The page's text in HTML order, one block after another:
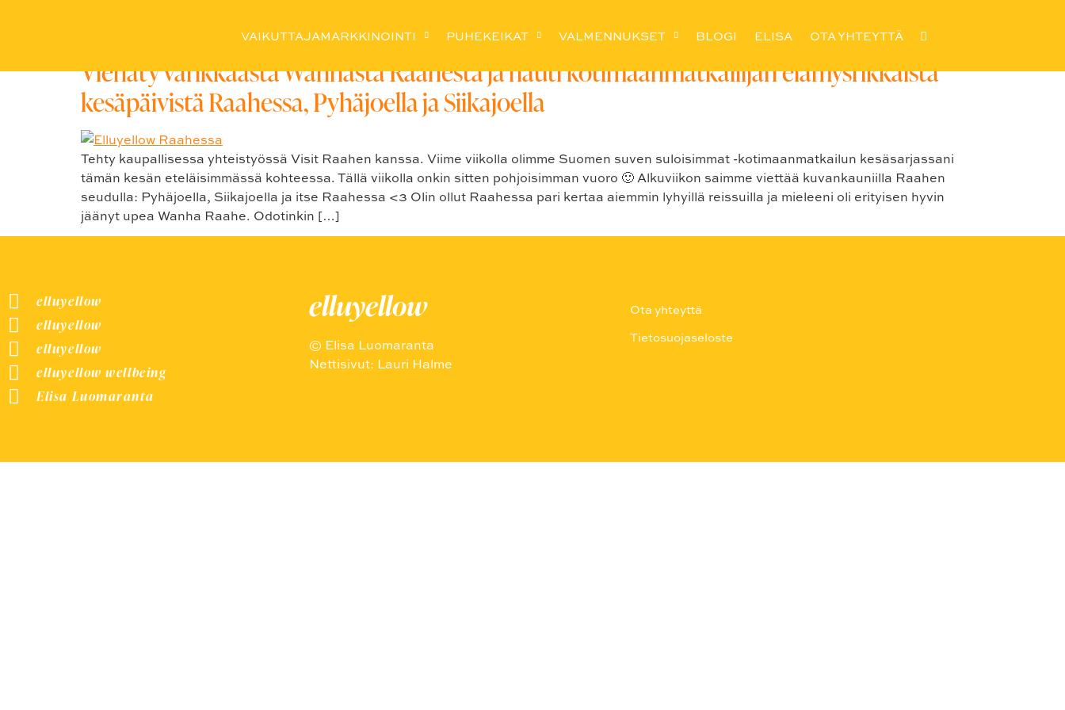
VAIKUTTAJAMARKKINOINTI PUHEKEIKAT VALMENNUKSET BLOGI ELISA OTA YHTEYTTÄ
#siikajoki
Viehäty värikkäästä Wanhasta Raahesta ja nauti kotimaanmatkailijan elämysrikkaista
kesäpäivistä Raahessa, Pyhäjoella ja Siikajoella
Tehty kaupallisessa yhteistyössä Visit Raahen kanssa. Viime viikolla olimme Suomen suven suloisimmat -kotimaanmatkailun kesäsarjassani
tämän kesän eteläisimmässä kohteessa. Tällä viikolla onkin sitten pohjoisimman vuoro 🙂 Alkuviikon saimme viettää kuvankauniilla Raahen
seudulla: Pyhäjoella, Siikajoella ja itse Raahessa <3 Olin ollut Raahessa pari kertaa aiemmin lyhyillä reissuilla ja mieleeni oli erityisen hyvin
jäänyt upea Wanha Raahe. Odotinkin […]
elluyellow
elluyellow
elluyellow
elluyellow wellbeing
Elisa Luomaranta
elluyellow
© Elisa Luomaranta
Nettisivut: Lauri Halme
Ota yhteyttä
Tietosuojaseloste